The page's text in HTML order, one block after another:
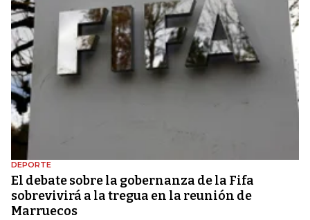
DEPORTE
El debate sobre la gobernanza de la Fifa
sobrevivirá a la tregua en la reunión de
Marruecos